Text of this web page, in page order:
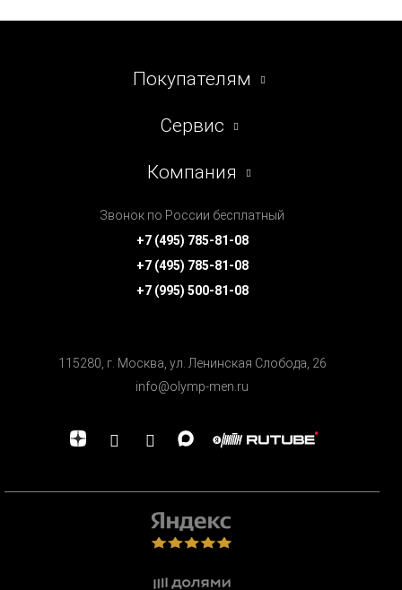
Покупателям
Сервис
Компания
Звонок по России бесплатный
+7 (495) 785-81-08
+7 (495) 785-81-08
+7 (995) 500-81-08
115280, г. Москва, ул. Ленинская Cлобода, 26
info@olymp-men.ru